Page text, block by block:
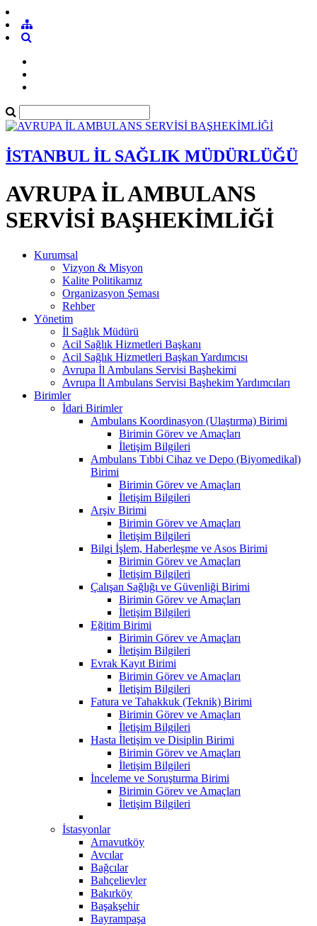
İSTANBUL İL SAĞLIK MÜDÜRLÜĞÜ
AVRUPA İL AMBULANS
SERVİSİ BAŞHEKİMLİĞİ
Kurumsal
Vizyon & Misyon
Kalite Politikamız
Organizasyon Şeması
Rehber
Yönetim
İl Sağlık Müdürü
Acil Sağlık Hizmetleri Başkanı
Acil Sağlık Hizmetleri Başkan Yardımcısı
Avrupa İl Ambulans Servisi Başhekimi
Avrupa İl Ambulans Servisi Başhekim Yardımcıları
Birimler
İdari Birimler
Ambulans Koordinasyon (Ulaştırma) Birimi
Birimin Görev ve Amaçları
İletişim Bilgileri
Ambulans Tıbbi Cihaz ve Depo (Biyomedikal)
Birimi
Birimin Görev ve Amaçları
İletişim Bilgileri
Arşiv Birimi
Birimin Görev ve Amaçları
İletişim Bilgileri
Bilgi İşlem, Haberleşme ve Asos Birimi
Birimin Görev ve Amaçları
İletişim Bilgileri
Çalışan Sağlığı ve Güvenliği Birimi
Birimin Görev ve Amaçları
İletişim Bilgileri
Eğitim Birimi
Birimin Görev ve Amaçları
İletişim Bilgileri
Evrak Kayıt Birimi
Birimin Görev ve Amaçları
İletişim Bilgileri
Fatura ve Tahakkuk (Teknik) Birimi
Birimin Görev ve Amaçları
İletişim Bilgileri
Hasta İletişim ve Disiplin Birimi
Birimin Görev ve Amaçları
İletişim Bilgileri
İnceleme ve Soruşturma Birimi
Birimin Görev ve Amaçları
İletişim Bilgileri
İstasyonlar
Arnavutköy
Avcılar
Bağcılar
Bahçelievler
Bakırköy
Başakşehir
Bayrampaşa